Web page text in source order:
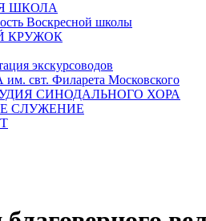
ШКОЛА
Воскресной школы
КРУЖОК
экскурсоводов
свт. Филарета Московского
СИНОДАЛЬНОГО ХОРА
СЛУЖЕНИЕ